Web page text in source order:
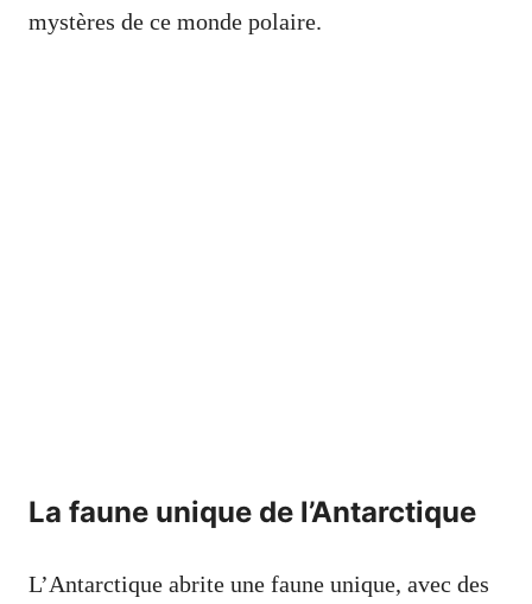
mystères de ce monde polaire.
La faune unique de l’Antarctique
L’Antarctique abrite une faune unique, avec des